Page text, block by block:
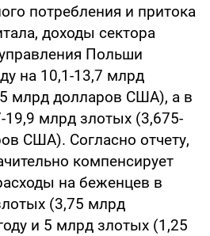
потребления и притока
доходы сектора
Польши
на 10,1-13,7 млрд
млрд долларов США), а в
19,9 млрд злотых (3,675-
США). Согласно отчету,
компенсирует
на беженцев в
(3,75 млрд
и 5 млрд злотых (1,25